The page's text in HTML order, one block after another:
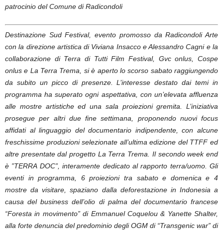
patrocinio del Comune di Radicondoli
Destinazione Sud Festival, evento promosso da Radicondoli Arte
con la direzione artistica di Viviana Insacco e Alessandro Cagni e la
collaborazione di Terra di Tutti Film Festival, Gvc onlus, Cospe
onlus e La Terra Trema, si è aperto lo scorso sabato raggiungendo
da subito un picco di presenze. L’interesse destato dai temi in
programma ha superato ogni aspettativa, con un’elevata affluenza
alle mostre artistiche ed una sala proiezioni gremita. L’iniziativa
prosegue per altri due fine settimana, proponendo nuovi focus
affidati al linguaggio del documentario indipendente, con alcune
freschissime produzioni selezionate all’ultima edizione del TTFF ed
altre presentate dal progetto La Terra Trema. Il secondo week end
è ”TERRA DOC”, interamente dedicato al rapporto terra/uomo. Gli
eventi in programma, 6 proiezioni tra sabato e domenica e 4
mostre da visitare, spaziano dalla deforestazione in Indonesia a
causa del business dell’olio di palma del documentario francese
“Foresta in movimento” di Emmanuel Coquelou & Yanette Shalter,
alla forte denuncia del predominio degli OGM di “Transgenic war” di